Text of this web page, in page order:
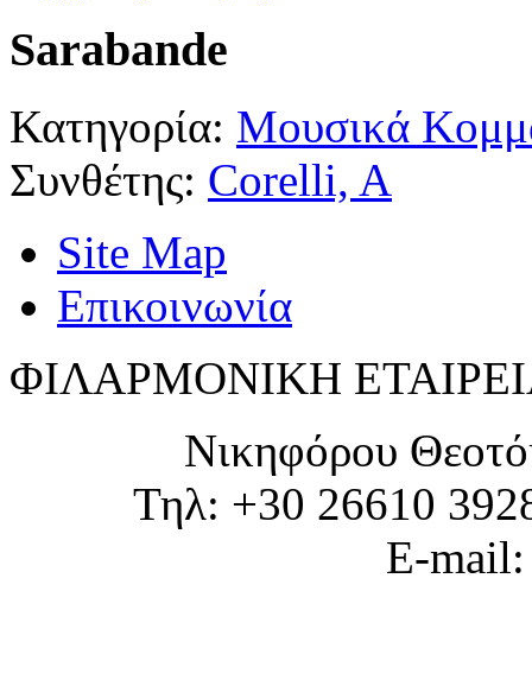
Sarabande
Κατηγορία: Μουσικά
Συνθέτης: Corelli, A
Site Map
Επικοινωνία
ΦΙΛΑΡΜΟΝΙΚΗ
Νικηφόρου
Τηλ: +30 26610
E-